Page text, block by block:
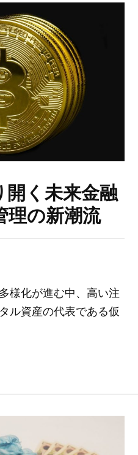
開く未来金融
理の新潮流
様化が進む中、高い注
ル資産の代表である仮